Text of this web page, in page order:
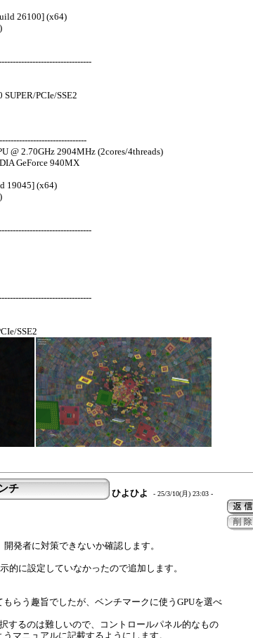
26100] (x64)
PCIe/SSE2
@ 2.70GHz 2904MHz (2cores/4threads)
GeForce 940MX
19045] (x64)
SSE2
チ ひよひよ - 25/3/10(月) 23:03 -
発者に対策できないか確認します。
的に設定していなかったので追加します。
らう趣旨でしたが、ベンチマークに使うGPUを選べ
するのは難しいので、コントロールパネル的なもの
マニュアルに記載するようにします。